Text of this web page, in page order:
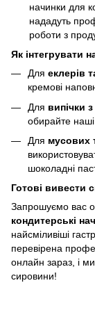
начинки для
нададуть
роботи з
Як інтегрувати
Для еклерів
кремові
Для випічки
обирайте наші
Для мусових
шоколадні
Готові вивести
Запрошуємо вас
кондитерські
найсміливіші
перевірена
онлайн зараз, і
сировини!